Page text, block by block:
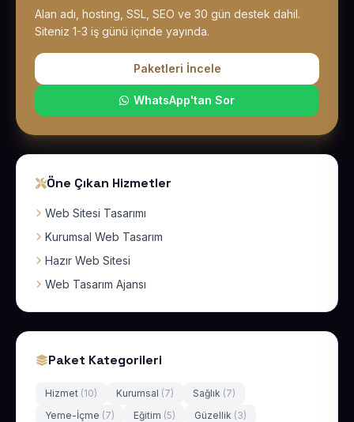
Alan adı, hosting, SSL, SEO ve 30 gün destek dahil.
Siteniz 1-3 iş günü içinde yayında.
Paketleri İncele
WhatsApp'tan Sor
Öne Çıkan Hizmetler
Web Sitesi Tasarımı
Kurumsal Web Tasarım
Hazır Web Sitesi
Web Tasarım Ajansı
Paket Kategorileri
Hizmet (10) Kurumsal (7) Sağlık (7)
Yeme-İçme (7) Eğitim (5) Güzellik (3)